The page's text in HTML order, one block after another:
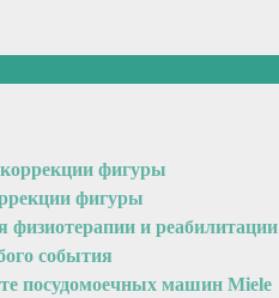
фигуры
фигуры
физиотерапии и реабилитации
события
посудомоечных машин Miele